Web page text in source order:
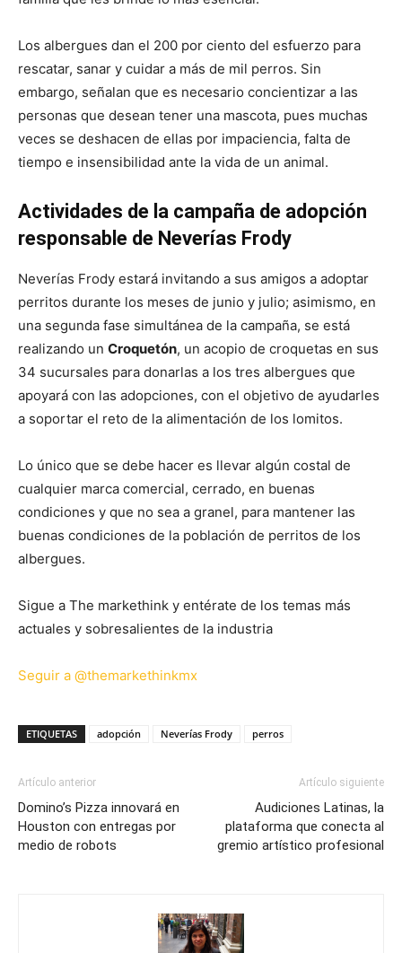
Los albergues dan el 200 por ciento del esfuerzo para
rescatar, sanar y cuidar a más de mil perros. Sin
embargo, señalan que es necesario concientizar a las
personas que desean tener una mascota, pues muchas
veces se deshacen de ellas por impaciencia, falta de
tiempo e insensibilidad ante la vida de un animal.
Actividades de la campaña de adopción
responsable de Neverías Frody
Neverías Frody estará invitando a sus amigos a adoptar
perritos durante los meses de junio y julio; asimismo, en
una segunda fase simultánea de la campaña, se está
realizando un Croquetón, un acopio de croquetas en sus
34 sucursales para donarlas a los tres albergues que
apoyará con las adopciones, con el objetivo de ayudarles
a soportar el reto de la alimentación de los lomitos.
Lo único que se debe hacer es llevar algún costal de
cualquier marca comercial, cerrado, en buenas
condiciones y que no sea a granel, para mantener las
buenas condiciones de la población de perritos de los
albergues.
Sigue a The markethink y entérate de los temas más
actuales y sobresalientes de la industria
Seguir a @themarkethinkmx
ETIQUETAS adopción Neverías Frody perros
Artículo anterior
Domino’s Pizza innovará en
Houston con entregas por
medio de robots
Artículo siguiente
Audiciones Latinas, la
plataforma que conecta al
gremio artístico profesional